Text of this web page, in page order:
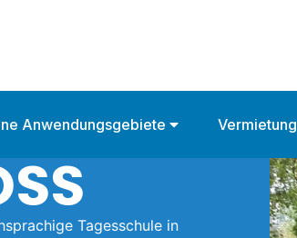
Anwendungsgebiete Vermietung
Tagesschule in